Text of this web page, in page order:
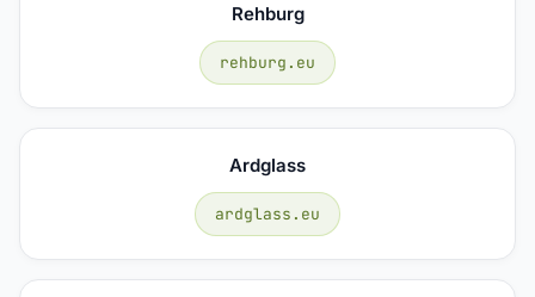
Rehburg
rehburg.eu
Ardglass
ardglass.eu